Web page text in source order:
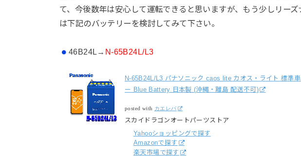
て、今後数年は安心して運転できると思いますが、もう少しリー
は下記のバッテリーを検討してみて下さい。
46B24L→ N-65B24L/L3
N-65B24L/L3 パナソニック caos lite カオス・ライト 標準
ー Blue Battery 日本製 (沖縄・離島 配送不可)
posted with カエレバ
スカイドラゴンオートパーツストア
Yahooショッピングで探す
Amazonで探す
楽天市場で探す